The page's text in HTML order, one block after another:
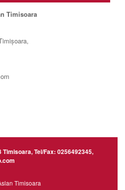
Timisoara
Tel/Fax: 0256492345,
Timisoara